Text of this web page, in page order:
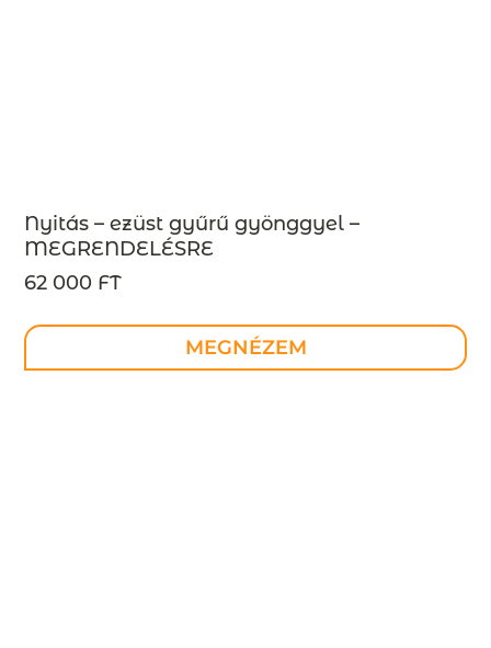
Nyitás – ezüst gyűrű gyönggyel –
MEGRENDELÉSRE
62 000 FT
MEGNÉZEM